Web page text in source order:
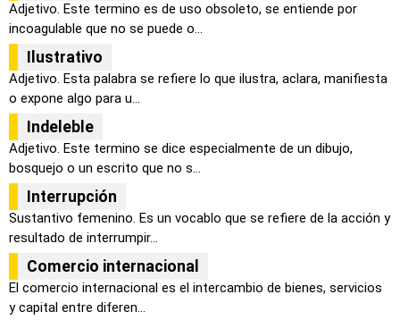
Adjetivo. Este termino es de uso obsoleto, se entiende por
incoagulable que no se puede o...
Ilustrativo
Adjetivo. Esta palabra se refiere lo que ilustra, aclara, manifiesta
o expone algo para u...
Indeleble
Adjetivo. Este termino se dice especialmente de un dibujo,
bosquejo o un escrito que no s...
Interrupción
Sustantivo femenino. Es un vocablo que se refiere de la acción y
resultado de interrumpir...
Comercio internacional
El comercio internacional es el intercambio de bienes, servicios
y capital entre diferen...